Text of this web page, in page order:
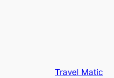
Travel Matic